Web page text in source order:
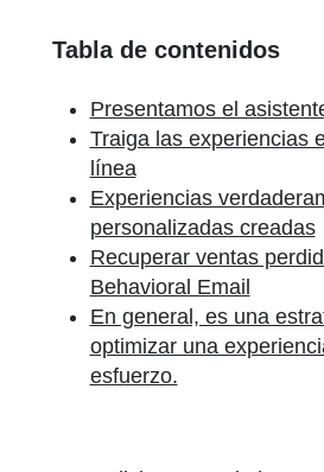
Tabla de contenidos
Presentamos el
Traiga las experiencias
línea
Experiencias
personalizadas creadas
Recuperar ventas
Behavioral Email
En general, es una
optimizar una
esfuerzo.